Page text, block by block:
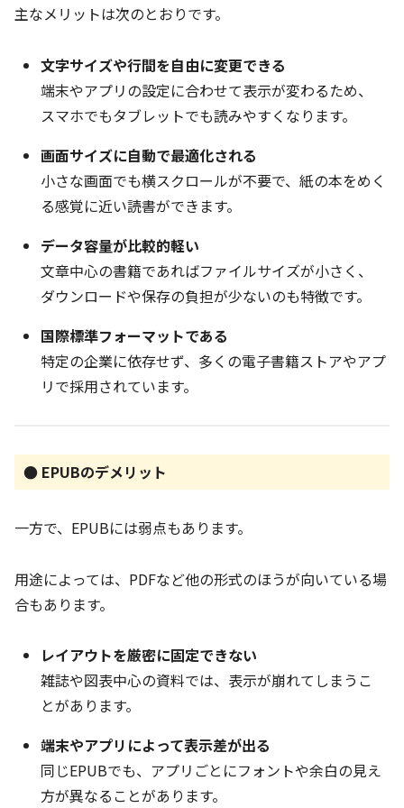
主なメリットは次のとおりです。
文字サイズや行間を自由に変更できる
端末やアプリの設定に合わせて表示が変わるため、
スマホでもタブレットでも読みやすくなります。
画面サイズに自動で最適化される
小さな画面でも横スクロールが不要で、紙の本をめく
る感覚に近い読書ができます。
データ容量が比較的軽い
文章中心の書籍であればファイルサイズが小さく、
ダウンロードや保存の負担が少ないのも特徴です。
国際標準フォーマットである
特定の企業に依存せず、多くの電子書籍ストアやアプ
リで採用されています。
● EPUBのデメリット
一方で、EPUBには弱点もあります。
用途によっては、PDFなど他の形式のほうが向いている場
合もあります。
レイアウトを厳密に固定できない
雑誌や図表中心の資料では、表示が崩れてしまうこ
とがあります。
端末やアプリによって表示差が出る
同じEPUBでも、アプリごとにフォントや余白の見え
方が異なることがあります。